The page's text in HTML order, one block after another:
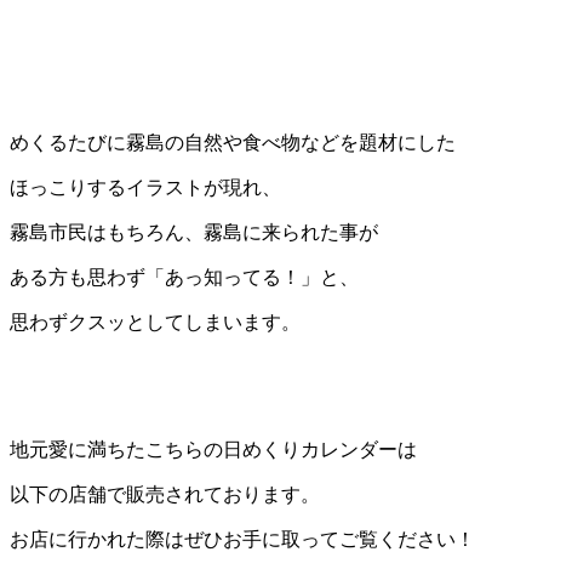
めくるたびに霧島の自然や食べ物などを題材にした
ほっこりするイラストが現れ、
霧島市民はもちろん、霧島に来られた事が
ある方も思わず「あっ知ってる！」と、
思わずクスッとしてしまいます。
地元愛に満ちたこちらの日めくりカレンダーは
以下の店舗で販売されております。
お店に行かれた際はぜひお手に取ってご覧ください！